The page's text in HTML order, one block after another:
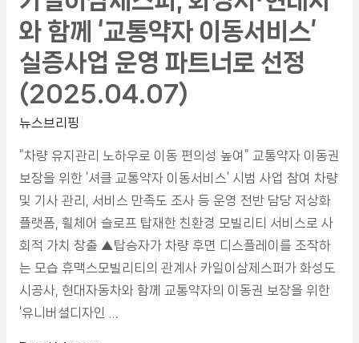
와 함께 ‘교통약자 이동서비스’
실증사업 운영 파트너로 선정
(2025.04.07)
뉴스브리핑
“차량 유지관리 노하우로 이동 편의성 높여” 교통약자 이동권
보장을 위한 ‘셔클 교통약자 이동서비스’ 시범 사업 참여 차량
및 기사 관리, 서비스 만족도 조사 등 운영 전반 담당 저상화
플랫폼, 휠체어 슬로프 탑재한 친환경 모빌리티 서비스로 사
회적 가치 창출 ▲탑승자가 차량 후면 디스플레이를 조작하
는 모습 휴맥스모빌리티의 관계사 카일이삼제스퍼가 화성도
시공사, 현대자동차와 함께 교통약자의 이동권 보장을 위한
‘유니버셜디자인 …